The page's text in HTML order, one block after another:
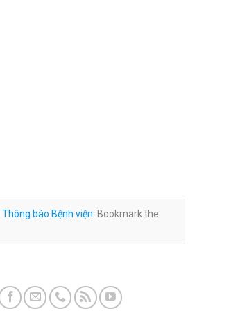
Thông báo Bệnh viện. Bookmark the